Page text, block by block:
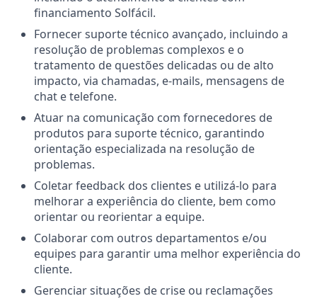
financiamento Solfácil.
Fornecer suporte técnico avançado, incluindo a
resolução de problemas complexos e o
tratamento de questões delicadas ou de alto
impacto, via chamadas, e-mails, mensagens de
chat e telefone.
Atuar na comunicação com fornecedores de
produtos para suporte técnico, garantindo
orientação especializada na resolução de
problemas.
Coletar feedback dos clientes e utilizá-lo para
melhorar a experiência do cliente, bem como
orientar ou reorientar a equipe.
Colaborar com outros departamentos e/ou
equipes para garantir uma melhor experiência do
cliente.
Gerenciar situações de crise ou reclamações